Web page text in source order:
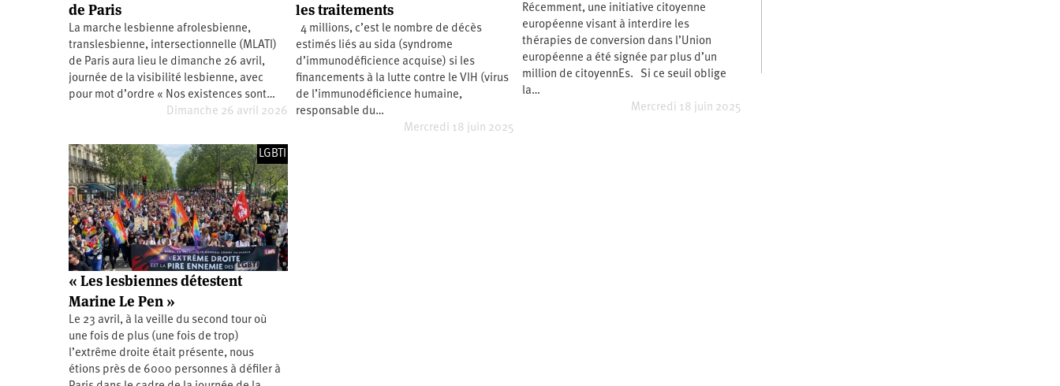
Commerce
Hôpitaux
SNCF
Féminisme
LGBTI
Éducation
Santé
Vidéos
Afrique
Amérique
Amérique
latine
Asie
Europe
Moyen-
Orient
Océanie
de Paris
La marche lesbienne afrolesbienne,
translesbienne, intersectionnelle (MLATI)
de Paris aura lieu le dimanche 26 avril,
journée de la visibilité lesbienne, avec
pour mot d’ordre « Nos existences sont…
Dimanche 26 avril 2026
les traitements
4 millions, c’est le nombre de décès
estimés liés au sida (syndrome
d’immunodéficience acquise) si les
financements à la lutte contre le VIH (virus
de l’immunodéficience humaine,
responsable du…
Mercredi 18 juin 2025
Récemment, une initiative citoyenne
européenne visant à interdire les
thérapies de conversion dans l’Union
européenne a été signée par plus d’un
million de citoyennEs. Si ce seuil oblige
la…
Mercredi 18 juin 2025
LGBTI
« Les lesbiennes détestent
Marine Le Pen »
Le 23 avril, à la veille du second tour où
une fois de plus (une fois de trop)
l’extrême droite était présente, nous
étions près de 6000 personnes à défiler à